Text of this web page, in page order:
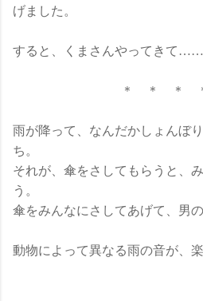
げました。
すると、くまさんやってきて……
＊ ＊ ＊
雨が降って、なんだかしょんぼ
ち。
それが、傘をさしてもらうと、
う。
傘をみんなにさしてあげて、男
動物によって異なる雨の音が、